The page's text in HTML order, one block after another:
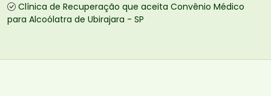
Clínica de Recuperação que aceita Convênio Médico
para Alcoólatra de Ubirajara - SP